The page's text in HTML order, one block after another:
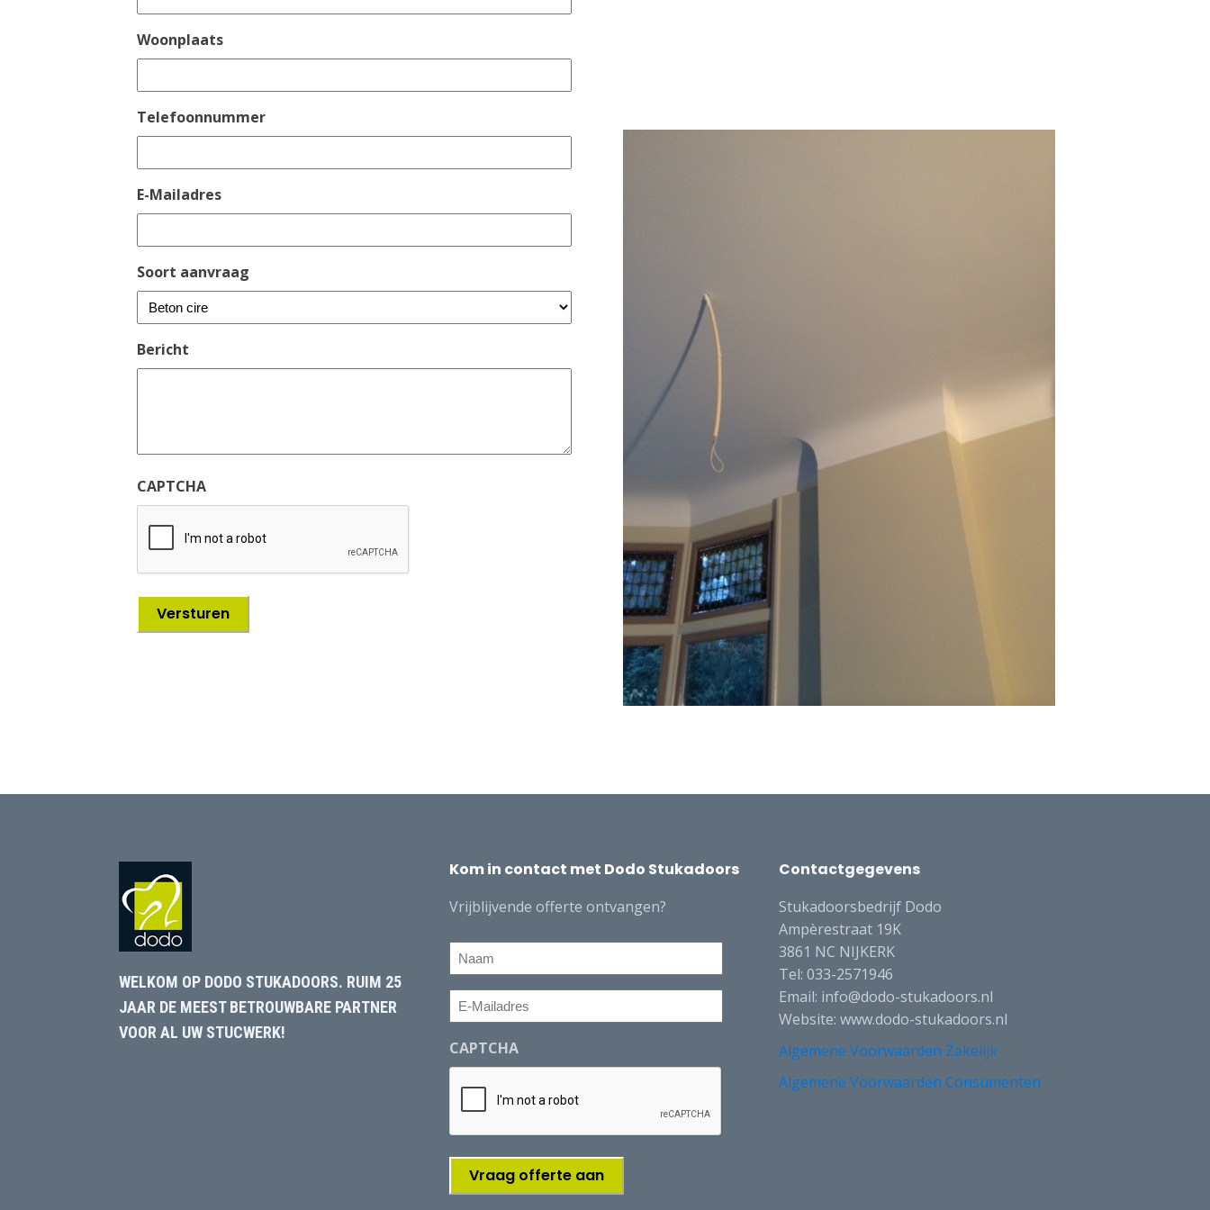
Woonplaats
Telefoonnummer
E-Mailadres
Soort aanvraag
Bericht
CAPTCHA
WELKOM OP DODO STUKADOORS. RUIM 25
JAAR DE MEEST BETROUWBARE PARTNER
VOOR AL UW STUCWERK!
Kom in contact met Dodo Stukadoors
Vrijblijvende offerte ontvangen?
Naam
E-
Mailadres
CAPTCHA
Contactgegevens
Stukadoorsbedrijf Dodo
Ampèrestraat 19K
3861 NC NIJKERK
Tel: 033-2571946
Email: info@dodo-stukadoors.nl
Website: www.dodo-stukadoors.nl
Algemene Voorwaarden Zakelijk
Algemene Voorwaarden Consumenten